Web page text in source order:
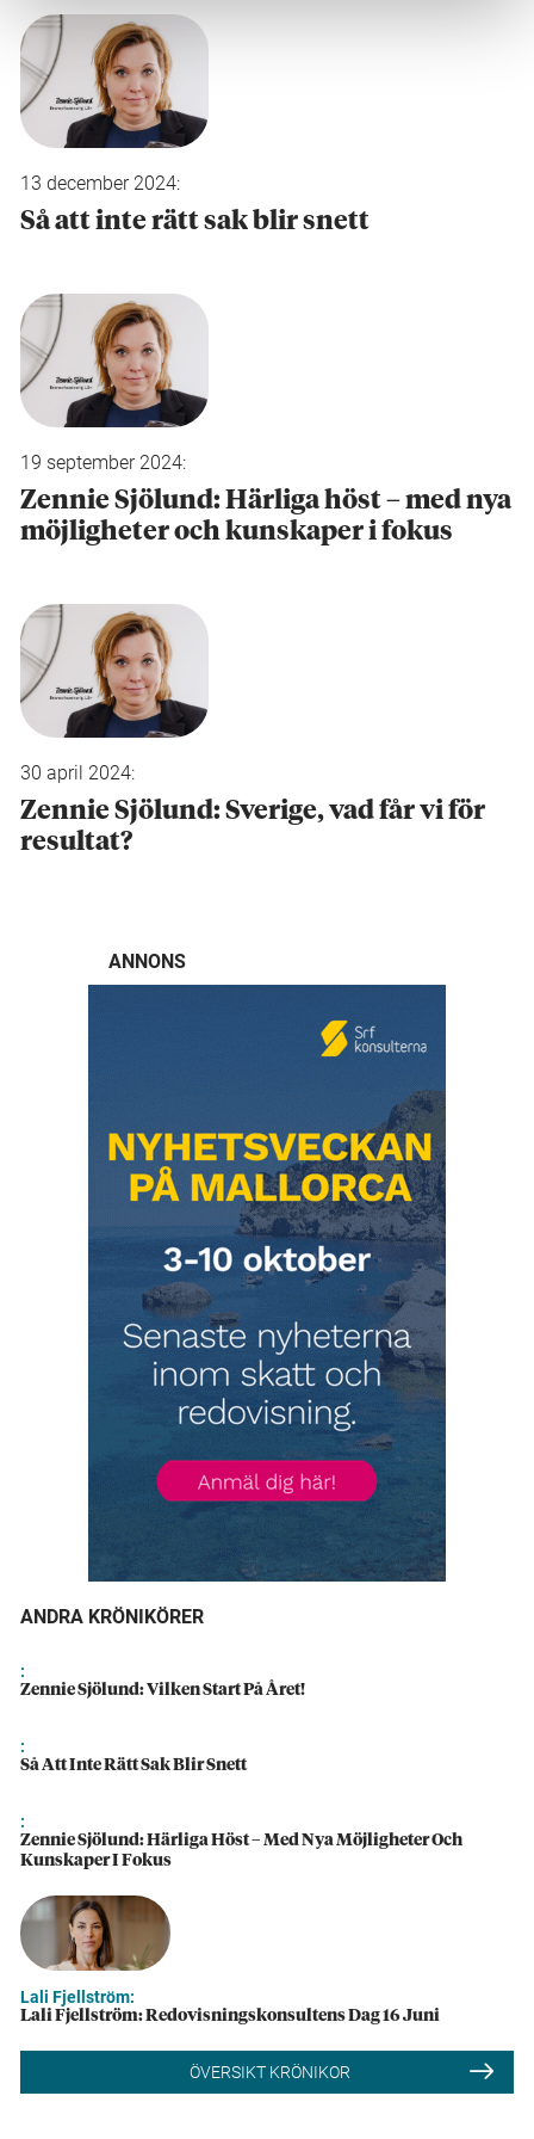
13 december 2024:
Så att inte rätt sak blir snett
19 september 2024:
Zennie Sjölund: Härliga höst – med nya
möjligheter och kunskaper i fokus
30 april 2024:
Zennie Sjölund: Sverige, vad får vi för
resultat?
ANNONS
ANDRA KRÖNIKÖRER
:
Zennie Sjölund: Vilken Start På Året!
:
Så Att Inte Rätt Sak Blir Snett
:
Zennie Sjölund: Härliga Höst – Med Nya Möjligheter Och
Kunskaper I Fokus
Lali Fjellström:
Lali Fjellström: Redovisningskonsultens Dag 16 Juni
ÖVERSIKT KRÖNIKOR